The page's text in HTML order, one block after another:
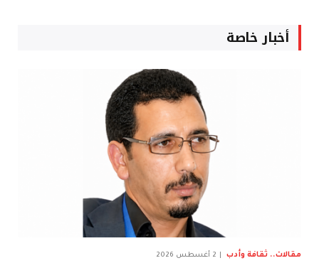
أخبار خاصة
مقالات.. ثقافة وأدب 2 أغسطس 2026